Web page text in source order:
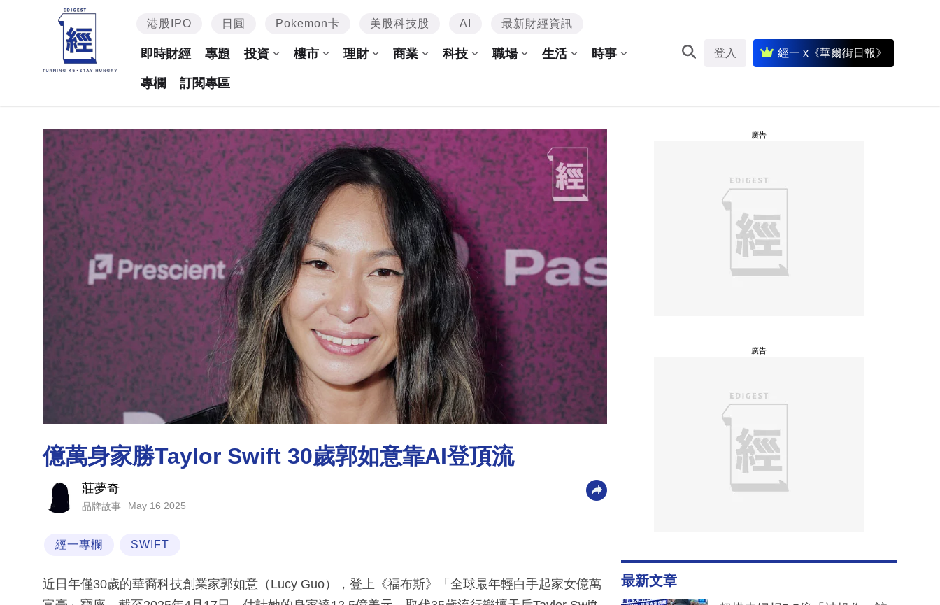
港股IPO 日圓 Pokemon卡 美股科技股 AI 最新財經資訊
即時財經 專題 投資 樓市 理財 商業 科技 職場 生活 時事
專欄 訂閱專區
登入 經一 x《華爾街日報》
億萬身家勝Taylor Swift 30歲郭如意靠AI登頂流
莊夢奇
品牌故事 May 16 2025
經一專欄 SWIFT
近日年僅30歲的華裔科技創業家郭如意（Lucy Guo），登上《福布斯》「全球最年輕白手起家女億萬
廣告
廣告
最新文章